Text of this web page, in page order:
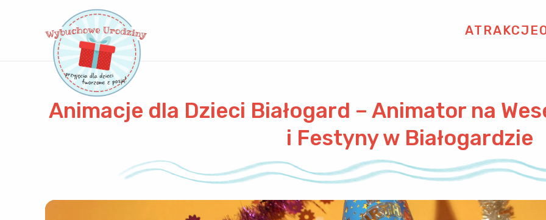
ATRAKCJE
Animacje dla Dzieci Białogard – Animator na
i Festyny w Białogardzie